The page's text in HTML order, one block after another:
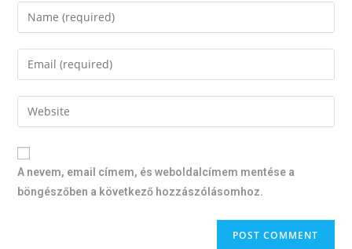
A nevem, email címem, és weboldalcímem mentése a
böngészőben a következő hozzászólásomhoz.